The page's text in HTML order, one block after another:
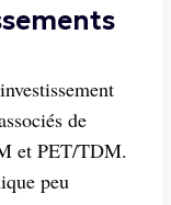
de
et PET/TDM.
peu